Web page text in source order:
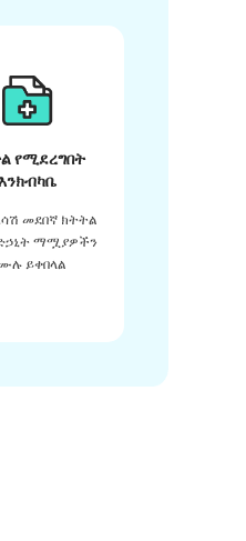
የሚደረግበት
መደበኛ ክትትል
ማሟያዎችን
ይቀበላል